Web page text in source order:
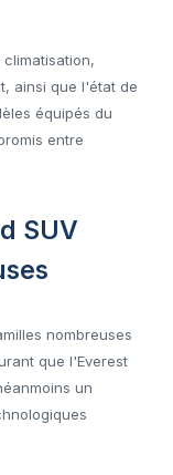
ainsi que l'état de
équipés du
entre
SUV
nombreuses
que l'Everest
un